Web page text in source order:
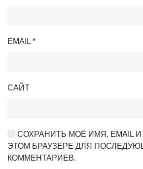
EMAIL *
САЙТ
СОХРАНИТЬ МОЁ ИМЯ, EMAIL
ЭТОМ БРАУЗЕРЕ ДЛЯ
КОММЕНТАРИЕВ.